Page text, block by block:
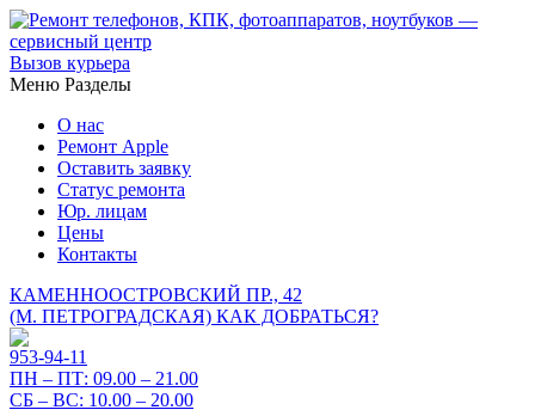
Вызов курьера
Меню Разделы
О нас
Ремонт Apple
Оставить заявку
Статус ремонта
Юр. лицам
Цены
Контакты
КАМЕННООСТРОВСКИЙ ПР., 42
(М. ПЕТРОГРАДСКАЯ) КАК ДОБРАТЬСЯ?
953-94-11
ПН – ПТ: 09.00 – 21.00
СБ – ВС: 10.00 – 20.00